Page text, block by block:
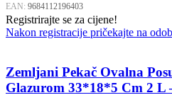
EAN: 9684112196403
Registrirajte se za cijene!
Nakon registracije pričekajte na
Zemljani Pekač Ovalna
Glazurom 33*18*5 Cm 2 L